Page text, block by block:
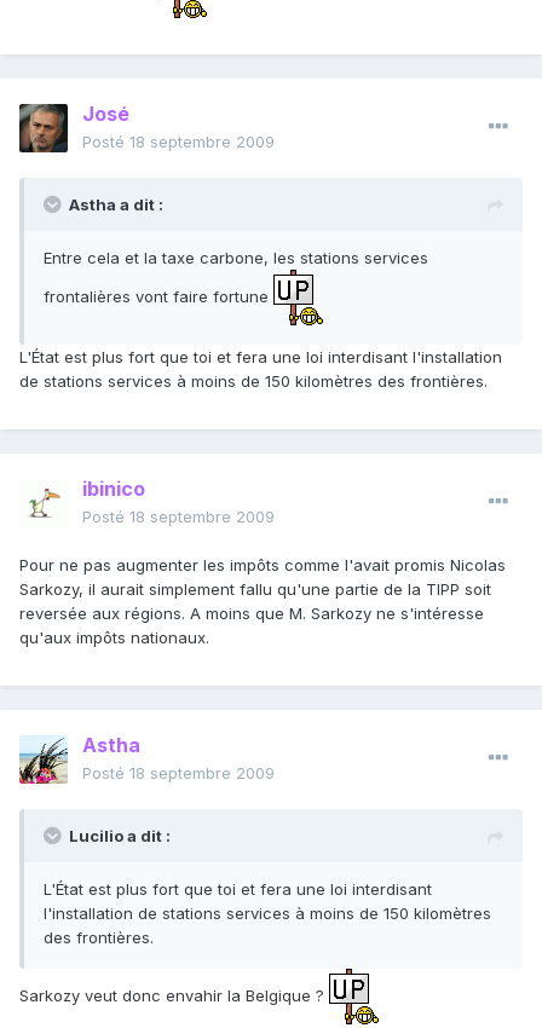
José
Posté 18 septembre 2009
Astha a dit :
Entre cela et la taxe carbone, les stations services
frontalières vont faire fortune
L'État est plus fort que toi et fera une loi interdisant l'installation
de stations services à moins de 150 kilomètres des frontières.
ibinico
Posté 18 septembre 2009
Pour ne pas augmenter les impôts comme l'avait promis Nicolas
Sarkozy, il aurait simplement fallu qu'une partie de la TIPP soit
reversée aux régions. A moins que M. Sarkozy ne s'intéresse
qu'aux impôts nationaux.
Astha
Posté 18 septembre 2009
Lucilio a dit :
L'État est plus fort que toi et fera une loi interdisant
l'installation de stations services à moins de 150 kilomètres
des frontières.
Sarkozy veut donc envahir la Belgique ?